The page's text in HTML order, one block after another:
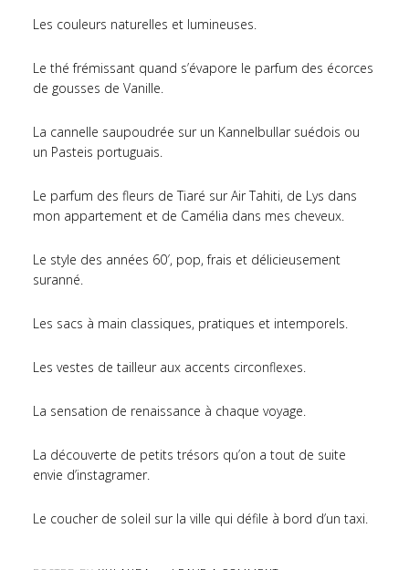
Les couleurs naturelles et lumineuses.
Le thé frémissant quand s’évapore le parfum des écorces
de gousses de Vanille.
La cannelle saupoudrée sur un Kannelbullar suédois ou
un Pasteis portuguais.
Le parfum des fleurs de Tiaré sur Air Tahiti, de Lys dans
mon appartement et de Camélia dans mes cheveux.
Le style des années 60′, pop, frais et délicieusement
suranné.
Les sacs à main classiques, pratiques et intemporels.
Les vestes de tailleur aux accents circonflexes.
La sensation de renaissance à chaque voyage.
La découverte de petits trésors qu’on a tout de suite
envie d’instagramer.
Le coucher de soleil sur la ville qui défile à bord d’un taxi.